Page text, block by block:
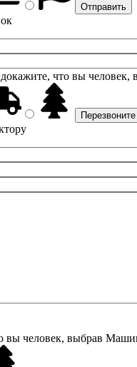
что вы человек,
вы человек, выбрав